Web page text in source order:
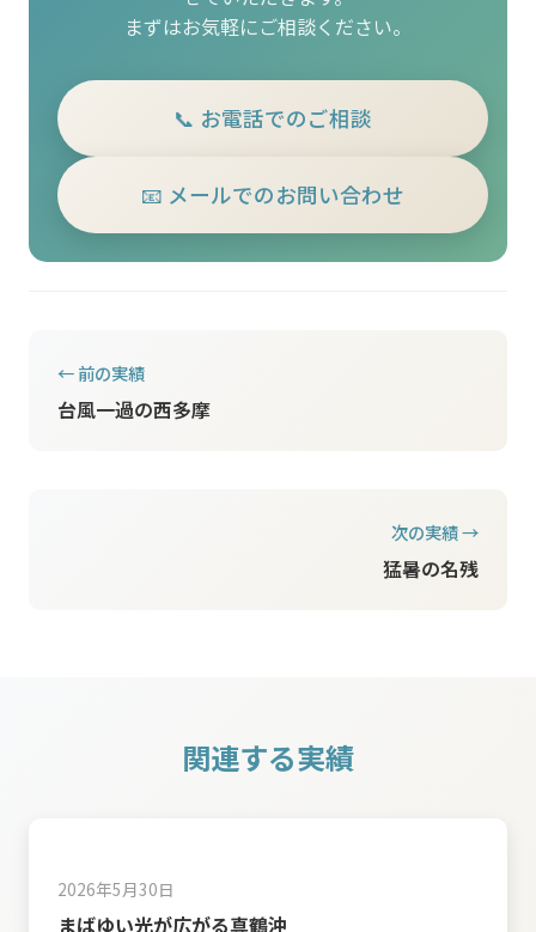
まずはお気軽にご相談ください。
📞 お電話でのご相談
📧 メールでのお問い合わせ
← 前の実績
台風一過の西多摩
次の実績 →
猛暑の名残
関連する実績
2026年5月30日
まばゆい光が広がる真鶴沖